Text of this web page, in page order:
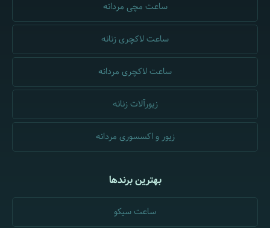
ساعت مچی مردانه
ساعت لاکچری زنانه
ساعت لاکچری مردانه
زیورآلات زنانه
زیور و اکسسوری مردانه
بهترین برندها
ساعت سیکو